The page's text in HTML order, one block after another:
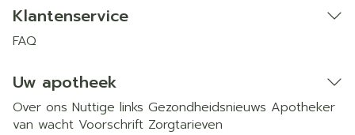
Klantenservice
FAQ
Uw apotheek
Over ons Nuttige links Gezondheidsnieuws Apotheker
van wacht Voorschrift Zorgtarieven